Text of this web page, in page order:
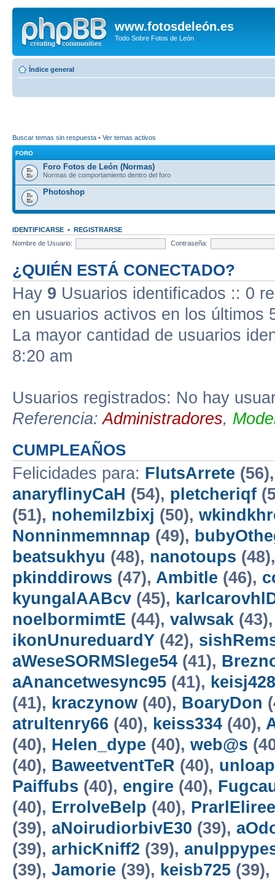
www.fotosdeleón.es
Todo Sobre Fotos de León
Índice general
Buscar temas sin respuesta • Ver temas activos
FORO
Foro Fotos de León (Normas)
Normas de comportamiento dentro del foro
Photoshop
IDENTIFICARSE • REGISTRARSE
Nombre de Usuario:
Contraseña:
¿QUIÉN ESTÁ CONECTADO?
Hay 9 Usuarios identificados :: 0
en usuarios activos en los últimos
La mayor cantidad de usuarios
8:20 am
Usuarios registrados: No hay
Referencia:Administradores,
CUMPLEAÑOS
Felicidades para: FlutsArrete
anaryflinyCaH (54), pletcheriqf
(51), nohemilzbixj (50),
Nonninmemnnap (49),
beatsukhyu (48), nanotoups
pkinddirows (47), Ambitle (46),
kyungalAABcv (45),
noelbormimtE (44), valwsak
ikonUnureduardY (42),
aWeseSORMSlege54 (41),
aAnancetwesync95 (41), keisj428
(41), kraczynow (40), BoaryDon
atrultenry66 (40), keiss334 (40),
(40), Helen_dype (40), web@s
(40), BaweetventTeR (40),
Paiffubs (40), engire (40),
(40), ErrolveBelp (40), PrarlEliree
(39), aNoirudiorbivE30 (39),
(39), arhicKniff2 (39),
(39), Jamorie (39), keisb725 (39),